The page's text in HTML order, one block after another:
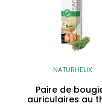
NATURHELIX
Paire de
auriculaires au